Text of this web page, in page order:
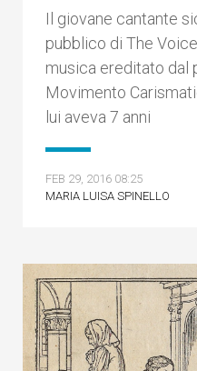
Il giovane cantante
pubblico di The
musica ereditato dal
Movimento
lui aveva 7 anni
FEB 29, 2016 08:25
MARIA LUISA SPINELLO